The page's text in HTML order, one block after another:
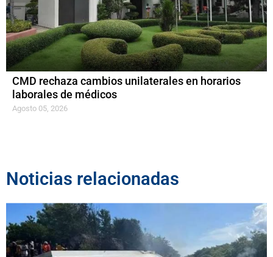
CMD rechaza cambios unilaterales en horarios
laborales de médicos
Agosto 05, 2026
Noticias relacionadas